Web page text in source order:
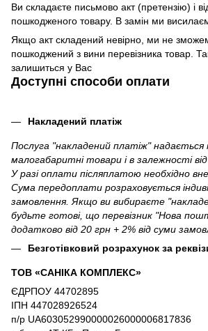
Ви складаєте письмово акт (претензію) і
пошкодженого товару. В замін ми
Якщо акт складений невірно, ми не
пошкоджений з вини перевізника товар.
залишиться у Вас
Доступні способи оплати
Накладений платіж
Послуга "накладений платіж" надається
малогабаритні товари і в залежності
У разі оплати післяплатою необхідно
Сума передоплати розраховується
замовлення. Якщо ви вибираєте
будьте готові, що перевізник "Нова
додатково від 20 грн + 2% від суми
Безготівковий розрахунок за
ТОВ «САНІКА КОМПЛЕКС»
ЄДРПОУ 44702895
ІПН 447028926524
п/р UA603052990000026000006817836